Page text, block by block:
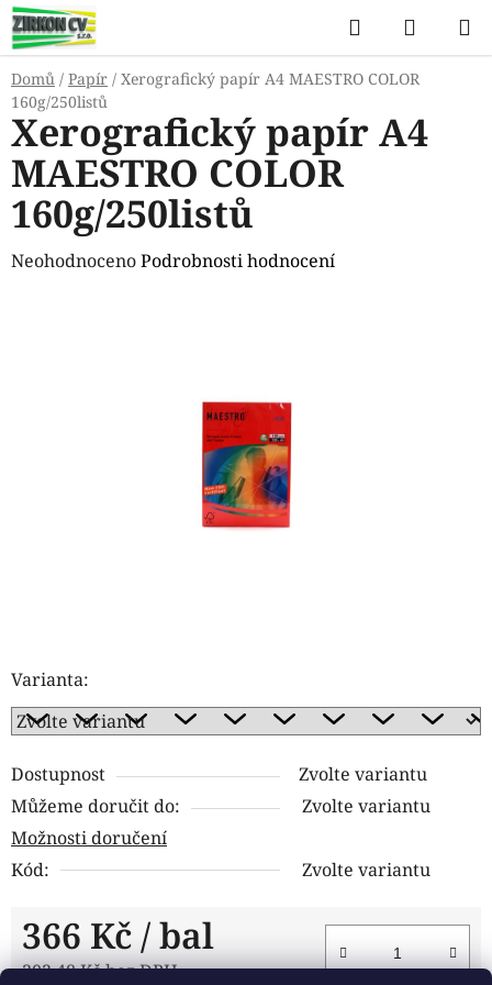
Přejít
na
obsah
Hledat
KOŠÍK
Domů / Papír / Xerografický papír A4 MAESTRO COLOR
160g/250listů
Varianta:
Dostupnost
Zvolte variantu
Můžeme doručit do:
Zvolte variantu
Možnosti doručení
Kód:
Zvolte variantu
366 Kč / bal
302,48 Kč bez DPH
Xerografický papír A4
MAESTRO COLOR
160g/250listů
Průměrné
NeohodnocenoPodrobnosti hodnocení